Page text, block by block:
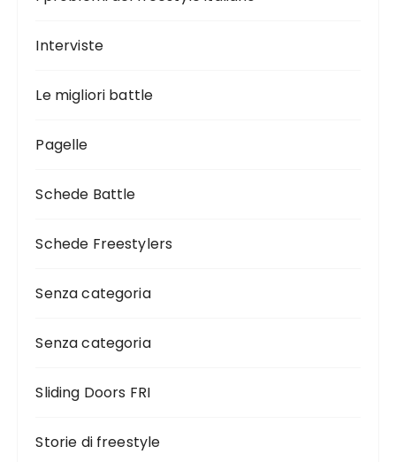
Interviste
Le migliori battle
Pagelle
Schede Battle
Schede Freestylers
Senza categoria
Senza categoria
Sliding Doors FRI
Storie di freestyle